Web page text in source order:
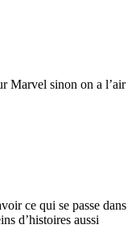
Marvel sinon on a l’air
ce qui se passe dans
d’histoires aussi